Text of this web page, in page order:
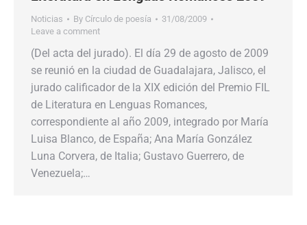
Noticias By Círculo de poesía
31/08/2009
Leave a comment
(Del acta del jurado). El día 29 de agosto de 2009
se reunió en la ciudad de Guadalajara, Jalisco, el
jurado calificador de la XIX edición del Premio FIL
de Literatura en Lenguas Romances,
correspondiente al año 2009, integrado por María
Luisa Blanco, de España; Ana María González
Luna Corvera, de Italia; Gustavo Guerrero, de
Venezuela;…